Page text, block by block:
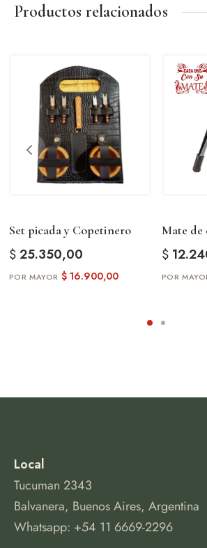
Productos relacionados
Set picada y Copetinero
$25.350,00
$16.900,00
Mate de
$
Local
Tucuman 2343
Balvanera, Buenos Aires, Argentina
Whatsapp: +54 11 6669-2296